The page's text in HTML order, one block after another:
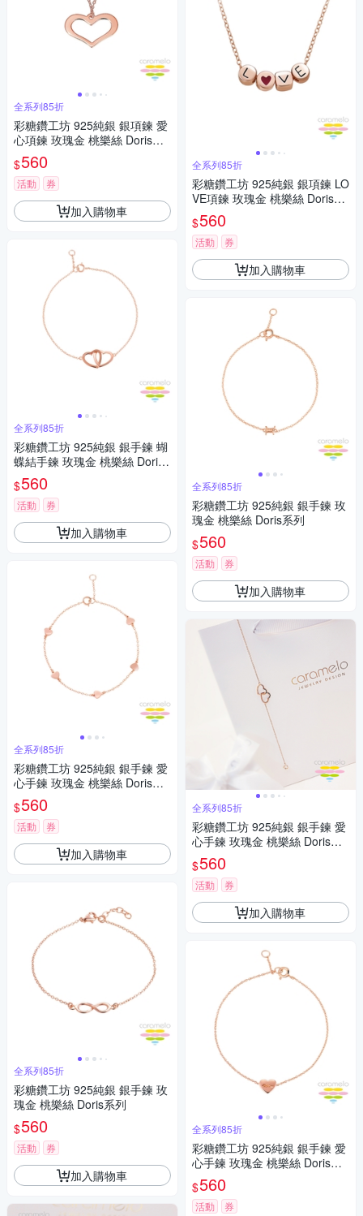
全系列85折
彩糖鑽工坊 925純銀 銀項鍊 愛
心項鍊 玫瑰金 桃樂絲 Doris系
列
$560
活動 券
加入購物車
全系列85折
彩糖鑽工坊 925純銀 銀手鍊 蝴
蝶結手鍊 玫瑰金 桃樂絲 Doris
系列
$560
活動 券
加入購物車
全系列85折
彩糖鑽工坊 925純銀 銀手鍊 愛
心手鍊 玫瑰金 桃樂絲 Doris系
列
$560
活動 券
加入購物車
全系列85折
彩糖鑽工坊 925純銀 銀手鍊 玫
瑰金 桃樂絲 Doris系列
$560
活動 券
加入購物車
全系列85折
彩糖鑽工坊 925純銀 銀項鍊 LO
VE項鍊 玫瑰金 桃樂絲 Doris系
列
$560
活動 券
加入購物車
全系列85折
彩糖鑽工坊 925純銀 銀手鍊 玫
瑰金 桃樂絲 Doris系列
$560
活動 券
加入購物車
全系列85折
彩糖鑽工坊 925純銀 銀手鍊 愛
心手鍊 玫瑰金 桃樂絲 Doris系
列
$560
活動 券
加入購物車
全系列85折
彩糖鑽工坊 925純銀 銀手鍊 愛
心手鍊 玫瑰金 桃樂絲 Doris系
列
$560
活動 券